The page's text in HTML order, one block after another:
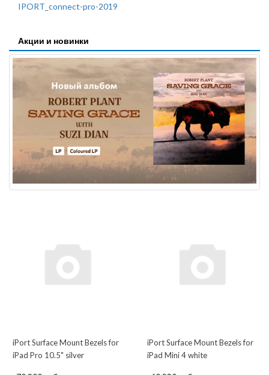
IPORT_connect-pro-2019
Акции и новинки
iPort Surface Mount Bezels for
iPad Pro 10.5" silver
iPort Surface Mount Bezels for
iPad Mini 4 white